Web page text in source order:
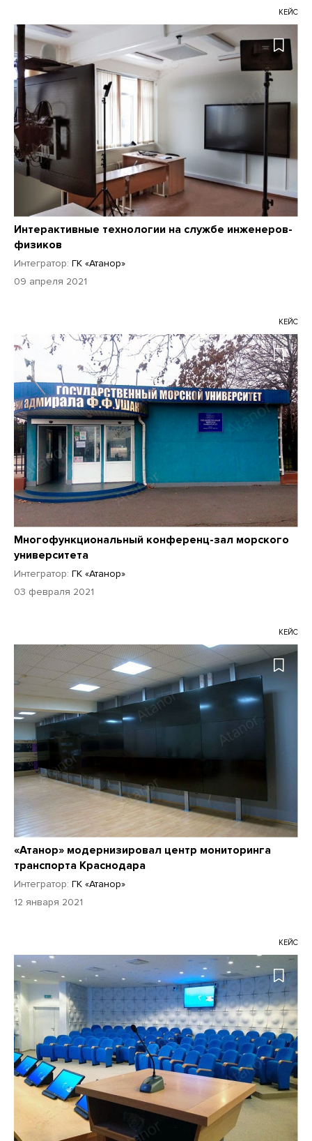
КЕЙС
Интерактивные технологии на службе инженеров-
физиков
Интегратор: ГК «Атанор»
09 апреля 2021
КЕЙС
Многофункциональный конференц-зал морского
университета
Интегратор: ГК «Атанор»
03 февраля 2021
КЕЙС
«Атанор» модернизировал центр мониторинга
транспорта Краснодара
Интегратор: ГК «Атанор»
12 января 2021
КЕЙС